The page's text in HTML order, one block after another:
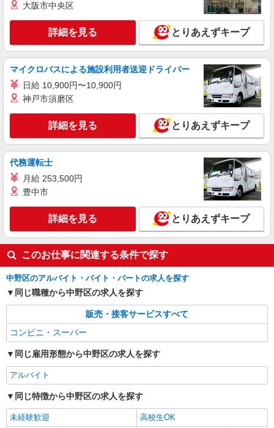
大阪市中央区
詳細を見る とりあえずキープ
マイクロバスによる施設利用者送迎ドライバー
日給 10,900円〜10,900円
神戸市須磨区
詳細を見る とりあえずキープ
代務運転士
月給 253,500円
豊中市
詳細を見る とりあえずキープ
このお仕事に関連する条件で探す
中野区のアルバイト・バイト・パートの求人を探す
同じ職種から中野区の求人を探す
販売・接客サービスすべて
コンビニ・スーパー
同じ雇用形態から中野区の求人を探す
アルバイト
同じ特徴から中野区の求人を探す
未経験歓迎
高校生OK